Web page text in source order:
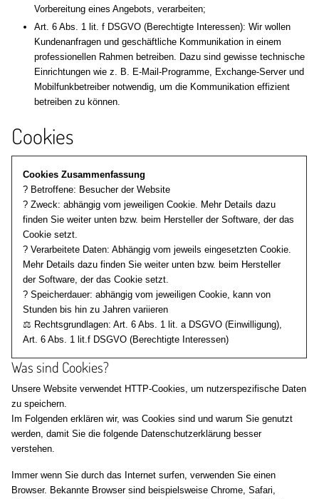
Vorbereitung eines Angebots, verarbeiten;
Art. 6 Abs. 1 lit. f DSGVO (Berechtigte Interessen): Wir wollen
Kundenanfragen und geschäftliche Kommunikation in einem
professionellen Rahmen betreiben. Dazu sind gewisse technische
Einrichtungen wie z. B. E-Mail-Programme, Exchange-Server und
Mobilfunkbetreiber notwendig, um die Kommunikation effizient
betreiben zu können.
Cookies
Cookies Zusammenfassung
? Betroffene: Besucher der Website
? Zweck: abhängig vom jeweiligen Cookie. Mehr Details dazu
finden Sie weiter unten bzw. beim Hersteller der Software, der das
Cookie setzt.
? Verarbeitete Daten: Abhängig vom jeweils eingesetzten Cookie.
Mehr Details dazu finden Sie weiter unten bzw. beim Hersteller
der Software, der das Cookie setzt.
? Speicherdauer: abhängig vom jeweiligen Cookie, kann von
Stunden bis hin zu Jahren variieren
⚖️ Rechtsgrundlagen: Art. 6 Abs. 1 lit. a DSGVO (Einwilligung),
Art. 6 Abs. 1 lit.f DSGVO (Berechtigte Interessen)
Was sind Cookies?
Unsere Website verwendet HTTP-Cookies, um nutzerspezifische Daten
zu speichern.
Im Folgenden erklären wir, was Cookies sind und warum Sie genutzt
werden, damit Sie die folgende Datenschutzerklärung besser
verstehen.
Immer wenn Sie durch das Internet surfen, verwenden Sie einen
Browser. Bekannte Browser sind beispielsweise Chrome, Safari,